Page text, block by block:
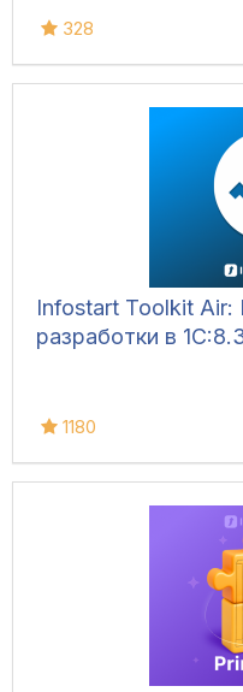
328
Infostart Toolkit
разработки в
1180